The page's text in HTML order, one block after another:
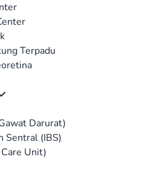
Terpadu
Darurat)
Sentral (IBS)
Unit)